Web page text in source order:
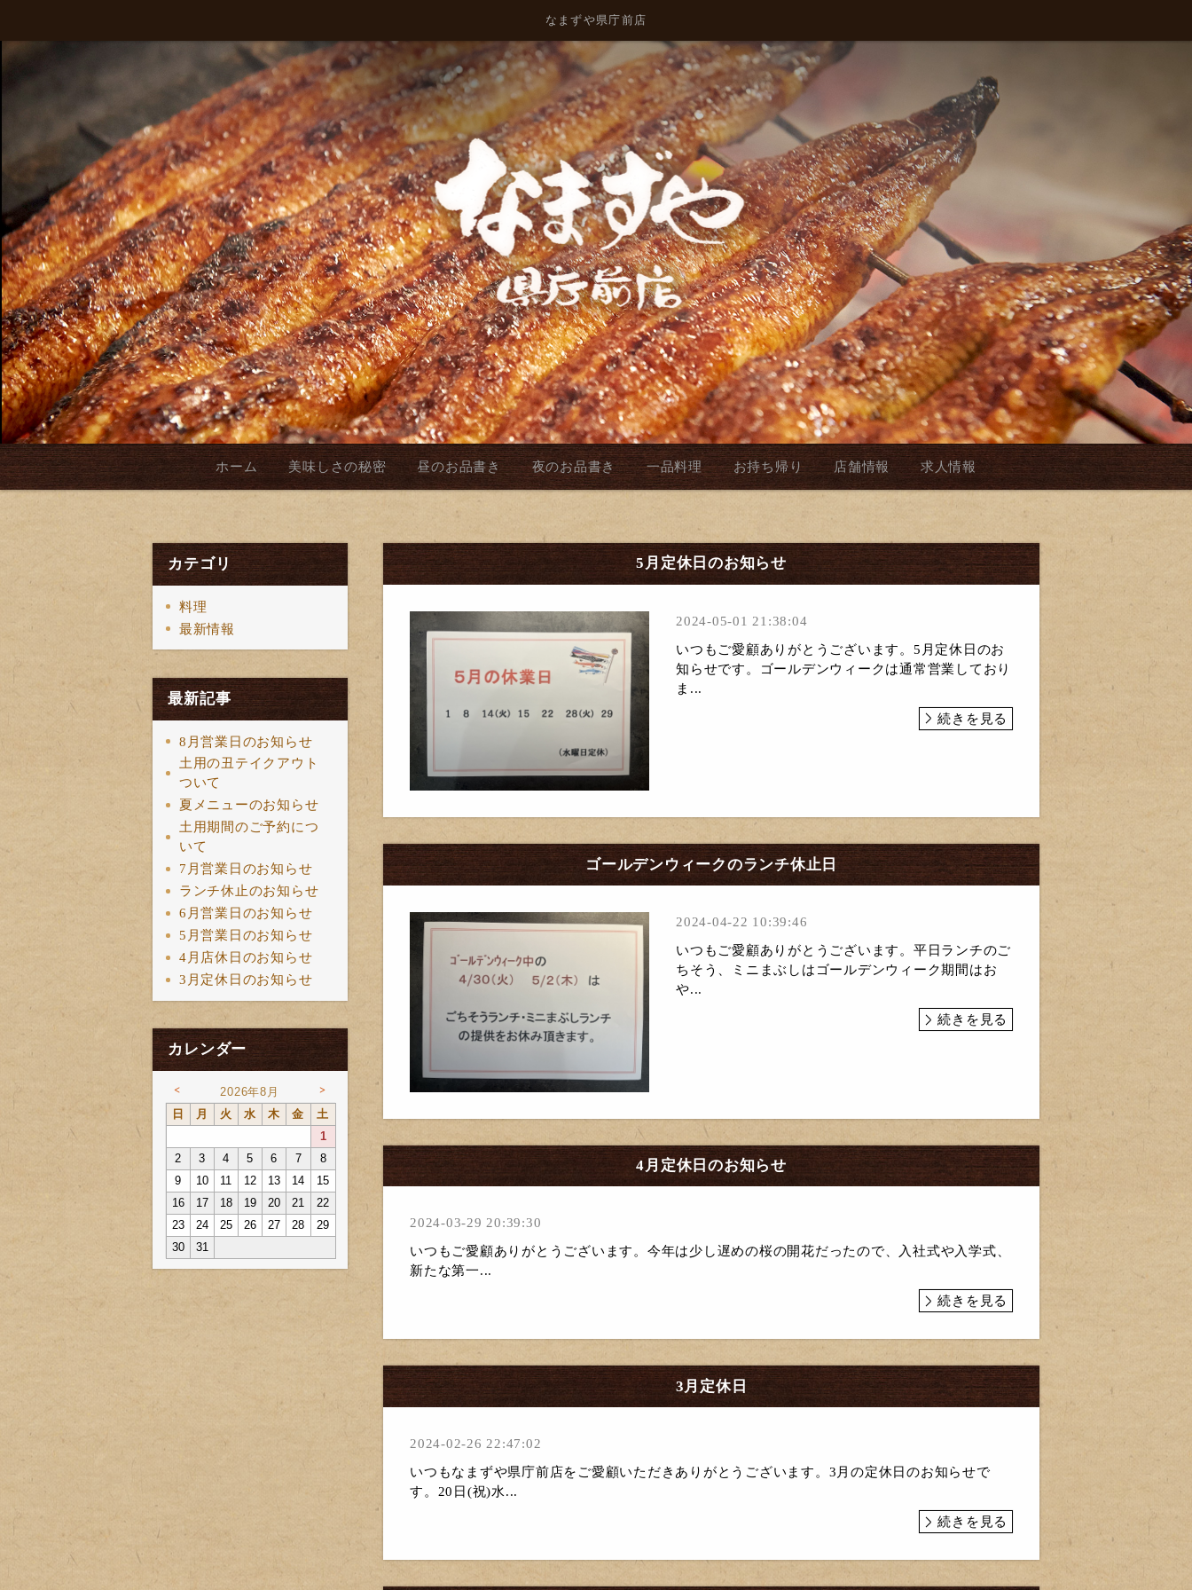
なまずや県庁前店
ホーム 美味しさの秘密 昼のお品書き 夜のお品書き 一品料理 お持ち帰り 店舗情報 求人情報
カテゴリ
料理
最新情報
最新記事
8月営業日のお知らせ
土用の丑テイクアウト
ついて
夏メニューのお知らせ
土用期間のご予約につ
いて
7月営業日のお知らせ
ランチ休止のお知らせ
6月営業日のお知らせ
5月営業日のお知らせ
4月店休日のお知らせ
3月定休日のお知らせ
カレンダー
< 2026年8月 >
日 月 火 水 木 金
土
1
2
3 4 5 6 7
8
9
10 11 12 13 14
15
16
17 18 19 20 21
22
23
24 25 26 27 28
29
30
31
5月定休日のお知らせ
2024-05-01 21:38:04
いつもご愛顧ありがとうございます。5月定休日のお
知らせです。ゴールデンウィークは通常営業しており
ま...
続きを見る
ゴールデンウィークのランチ休止日
2024-04-22 10:39:46
いつもご愛顧ありがとうございます。平日ランチのご
ちそう、ミニまぶしはゴールデンウィーク期間はお
や...
続きを見る
4月定休日のお知らせ
2024-03-29 20:39:30
いつもご愛顧ありがとうございます。今年は少し遅めの桜の開花だったので、入社式や入学式、
新たな第一...
続きを見る
3月定休日
2024-02-26 22:47:02
いつもなまずや県庁前店をご愛顧いただきありがとうございます。3月の定休日のお知らせで
す。20日(祝)水...
続きを見る